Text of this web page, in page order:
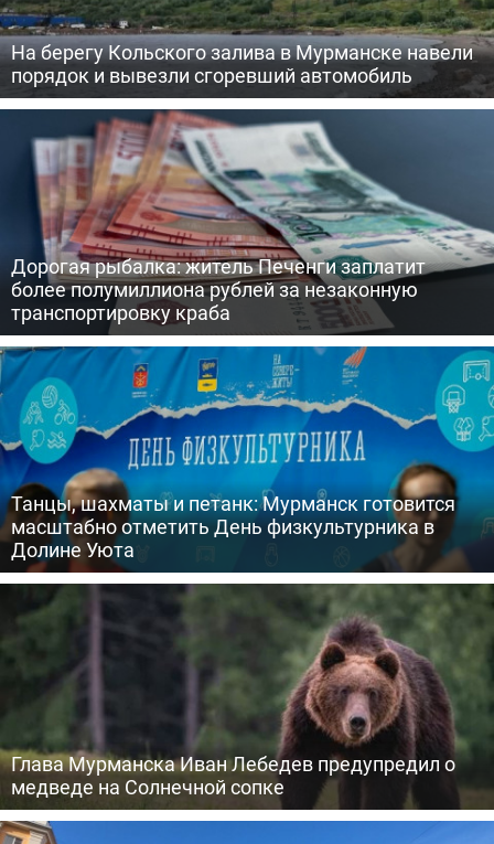
На берегу Кольского залива в Мурманске навели
порядок и вывезли сгоревший автомобиль
Дорогая рыбалка: житель Печенги заплатит
более полумиллиона рублей за незаконную
транспортировку краба
Танцы, шахматы и петанк: Мурманск готовится
масштабно отметить День физкультурника в
Долине Уюта
Глава Мурманска Иван Лебедев предупредил о
медведе на Солнечной сопке